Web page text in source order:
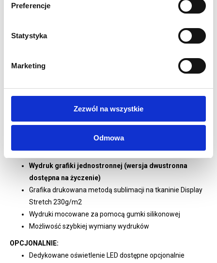
Preferencje
Statystyka
Marketing
Zezwól na wszystkie
Odmowa
Wymiar fizyczny stoiska w mm: 2500 (wys.) x 3000
anodowanych 50mm
montażu
Montaż beznarzędziowy. Klucz imbusowy dołączony do
zestawu
Możliwość szybkiej zmiany ustawień stoiska
Torby transportowe w zestawie
Dożywotnia gwarancja na konstrukcję
Wydruk grafiki jednostronnej (wersja dwustronna
dostępna na życzenie)
Grafika drukowana metodą sublimacji na tkaninie Display
Stretch 230g/m2
Wydruki mocowane za pomocą gumki silikonowej
Możliwość szybkiej wymiany wydruków
OPCJONALNIE:
Dedykowane oświetlenie LED dostępne opcjonalnie